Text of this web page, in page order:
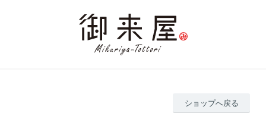
ショップへ戻る